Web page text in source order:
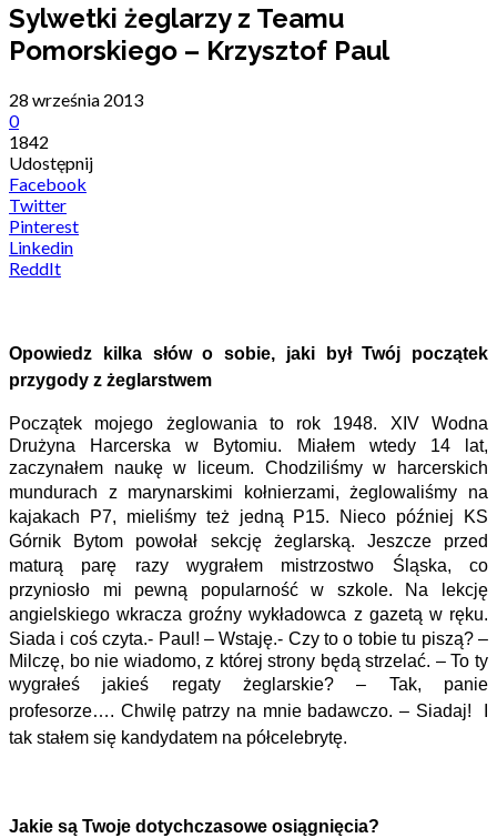
Sylwetki żeglarzy z Teamu
Pomorskiego – Krzysztof Paul
28 września 2013
0
1842
Udostępnij
Facebook
Twitter
Pinterest
Linkedin
ReddIt
Opowiedz kilka słów o sobie, jaki był Twój początek
przygody z żeglarstwem
Początek mojego żeglowania to rok 1948. XIV Wodna
Drużyna Harcerska w Bytomiu. Miałem wtedy 14 lat,
zaczynałem naukę w liceum. Chodziliśmyw harcerskich
mundurach z marynarskimi kołnierzami, żeglowaliśmy na
kajakach P7, mieliśmy też jedną P15. Nieco później KS
Górnik Bytom powołał sekcję żeglarską. Jeszcze przed
maturą parę razy wygrałem mistrzostwo Śląska, co
przyniosło mi pewną popularność w szkole. Na lekcję
angielskiego wkracza groźnywykładowca z gazetą w ręku.
Siada i coś czyta.- Paul! – Wstaję.- Czy to o tobie tu piszą? –
Milczę, bo nie wiadomo, z której strony będą strzelać. – To ty
wygrałeś jakieś regaty żeglarskie? – Tak, panie
profesorze…. Chwilę patrzy na mnie badawczo. – Siadaj! I
tak stałem się kandydatem na półcelebrytę.
Jakie są Twoje dotychczasowe osiągnięcia?